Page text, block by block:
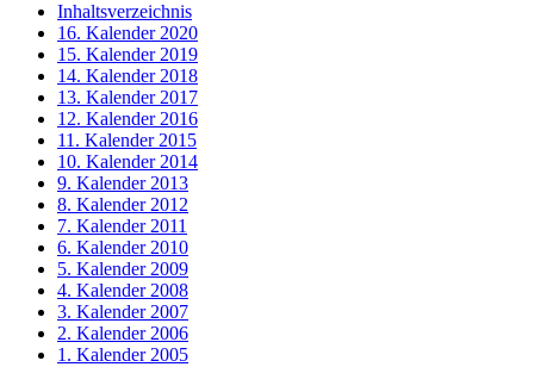
Inhaltsverzeichnis
16. Kalender 2020
15. Kalender 2019
14. Kalender 2018
13. Kalender 2017
12. Kalender 2016
11. Kalender 2015
10. Kalender 2014
9. Kalender 2013
8. Kalender 2012
7. Kalender 2011
6. Kalender 2010
5. Kalender 2009
4. Kalender 2008
3. Kalender 2007
2. Kalender 2006
1. Kalender 2005